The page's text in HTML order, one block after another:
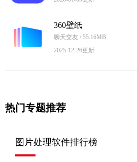
360壁纸
聊天交友 / 55.16MB
2025-12-26更新
热门专题推荐
图片处理软件排行榜